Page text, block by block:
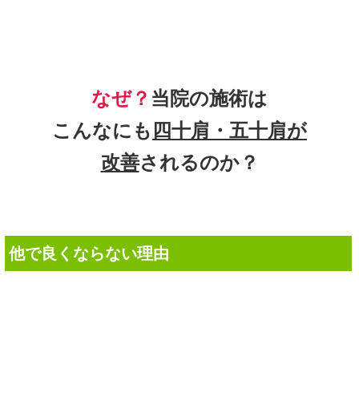
なぜ？ 当院の 施術は
こんなにも四十肩・五十肩
他で良くならない理由